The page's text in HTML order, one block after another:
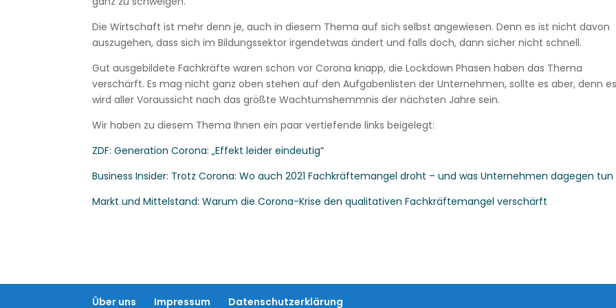
Die Wirtschaft ist mehr denn je, auch in diesem Thema auf sich selbst angewiesen. Denn es ist nicht davon
auszugehen, dass sich im Bildungssektor irgendetwas ändert und falls doch, dann sicher nicht schnell.
Gut ausgebildete Fachkräfte waren schon vor Corona knapp, die Lockdown Phasen haben das Thema
verschärft. Es mag nicht ganz oben stehen auf den Aufgabenlisten der Unternehmen, sollte es aber, denn
wird aller Voraussicht nach das größte Wachtumshemmnis der nächsten Jahre sein.
Wir haben zu diesem Thema Ihnen ein paar vertiefende links beigelegt:
ZDF: Generation Corona: „Effekt leider eindeutig“
Business Insider: Trotz Corona: Wo auch 2021 Fachkräftemangel droht – und was Unternehmen dagegen tun
Markt und Mittelstand: Warum die Corona-Krise den qualitativen Fachkräftemangel verschärft
Über uns Impressum Datenschutzerklärung